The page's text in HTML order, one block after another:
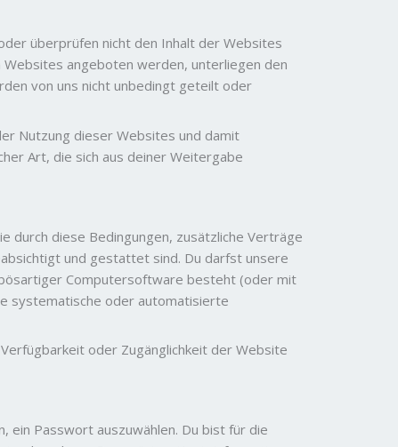
überprüfen nicht den Inhalt der Websites
angeboten werden, unterliegen den
von uns nicht unbedingt geteilt oder
Nutzung dieser Websites und damit
Art, die sich aus deiner Weitergabe
durch diese Bedingungen, zusätzliche Verträge
und gestattet sind. Du darfst unsere
Computersoftware besteht (oder mit
systematische oder automatisierte
oder Zugänglichkeit der Website
ein Passwort auszuwählen. Du bist für die